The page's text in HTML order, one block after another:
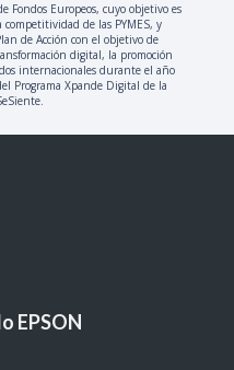
Fondos Europeos, cuyo objetivo es
de las PYMES, y
de Acción con el objetivo de
digital, la promoción
internacionales durante el año
Programa Xpande Digital de la
EPSON